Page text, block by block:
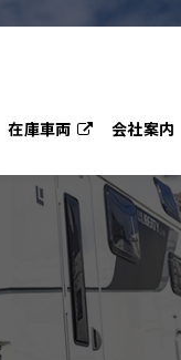
在庫車両 会社案内